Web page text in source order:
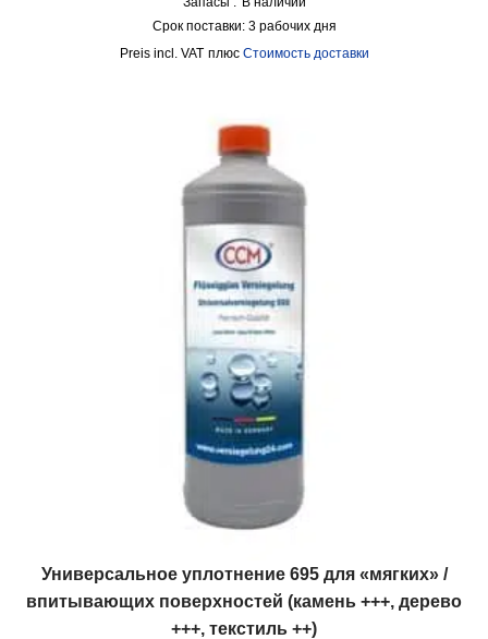
Срок поставки: 3 рабочих дня
incl. VAT плюс Стоимость доставки
Универсальное уплотнение 695 для «мягких» /
впитывающих поверхностей (камень +++, дерево
+++, текстиль ++)